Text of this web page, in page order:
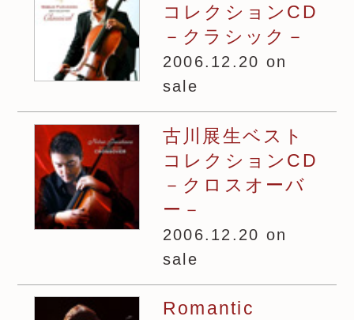
コレクションCD
－クラシック－
2006.12.20 on
sale
古川展生ベスト
コレクションCD
－クロスオーバ
ー－
2006.12.20 on
sale
Romantic